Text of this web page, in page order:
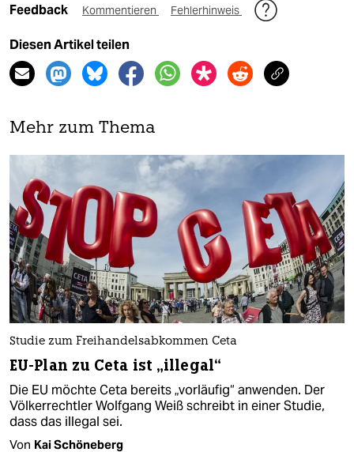
Feedback Kommentieren Fehlerhinweis
Diesen Artikel teilen
Mehr zum Thema
Studie zum Freihandelsabkommen Ceta
EU-Plan zu Ceta ist „illegal“
Die EU möchte Ceta bereits „vorläufig“ anwenden. Der
Völkerrechtler Wolfgang Weiß schreibt in einer Studie,
dass das illegal sei.
Von Kai Schöneberg